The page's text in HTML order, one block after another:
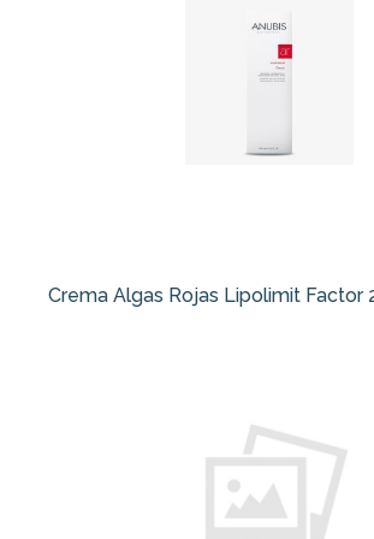
Crema Algas Rojas Lipolimit Factor